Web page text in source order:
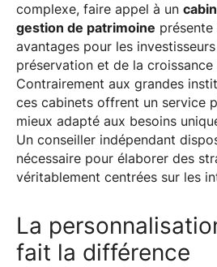
complexe, faire appel à un
gestion de patrimoine
avantages pour les
préservation et de la
Contrairement aux grandes
ces cabinets offrent un service
mieux adapté aux besoins
Un conseiller indépendant
nécessaire pour élaborer des
véritablement centrées sur les
La
fait la différence